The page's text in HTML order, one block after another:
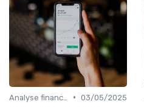
• 03/05/2025